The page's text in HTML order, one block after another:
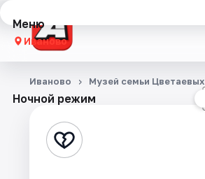
Меню
Иваново
Концерты
Стендап
Ночной режим
Иваново Музей семьи Цветаевых